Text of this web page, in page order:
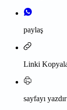
paylaş
Linki
sayfayı yazdır